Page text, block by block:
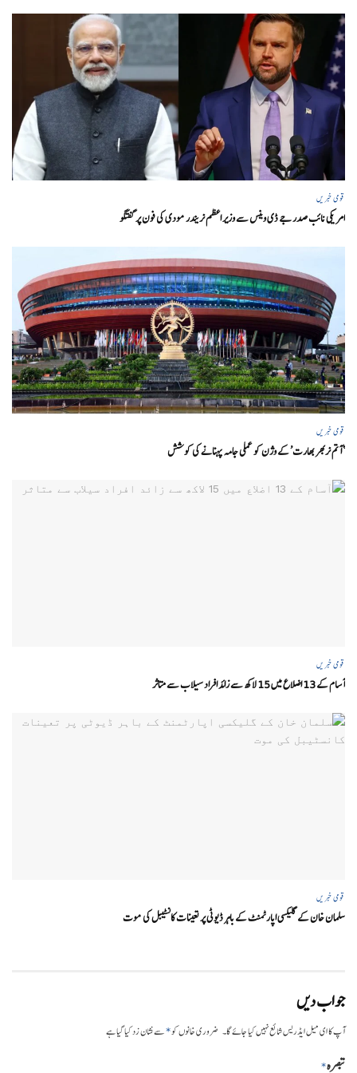
قومی خبریں
امریکی نائب صدر جے ڈی وینس سے وزیر اعظم نریندر مودی کی فون پر گفتگو
قومی خبریں
‘ آتم نربھر بھارت’ کے وژن کو عملی جامہ پہنانے کی کوشش
قومی خبریں
آسام کے 13 اضلاع میں 15 لاکھ سے زائد افراد سیلاب سے متاثر
قومی خبریں
سلمان خان کے گلیکسی اپارٹمنٹ کے باہر ڈیوٹی پر تعینات کانسٹیبل کی موت
جواب دیں
آپ کا ای میل ایڈریس شائع نہیں کیا جائے گا۔ ضروری خانوں کو*سے نشان زد کیا گیا ہے
تبصرہ*